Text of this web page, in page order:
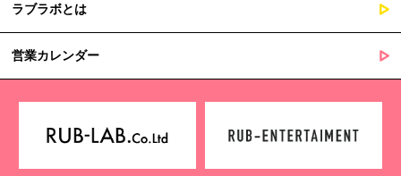
６. 個人情報（保有個人データを含む）の利用目的通知、開示・訂
正等、利用停止等の請求
情報の利用目的の通知、開示、訂正・追加・削除、利用停止・消去
たします。これらの請求は、次の窓口にて受け付けております。
ラブラボとは
営業カレンダー